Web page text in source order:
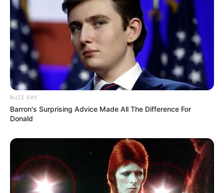
Fußgängerhängebrücke bzw. Hängeseilbrücke an der
Rappbode-Talsperre ein abenteuerreiches Ausflugsziel.
Dafür sorgen nämlich auch noch ein Gigaswing
(Bungeejumping) und eine Zipline.
Ziegenkopf mit Ziegenkopfturm
Oberhalb der Stadt Blankenburg ist der
Ausflugs- und Wanderziel beliebter Berg
mit auffälligem Aussichtsturm. Er bietet eine weite Sicht
Hornburg
Einige Hundert zum Teil reich verzierte
Fachwerkhäuser schmücken die nördlich
BUZZ DAY
Barron's Surprising Advice Made All The Difference For
Donald